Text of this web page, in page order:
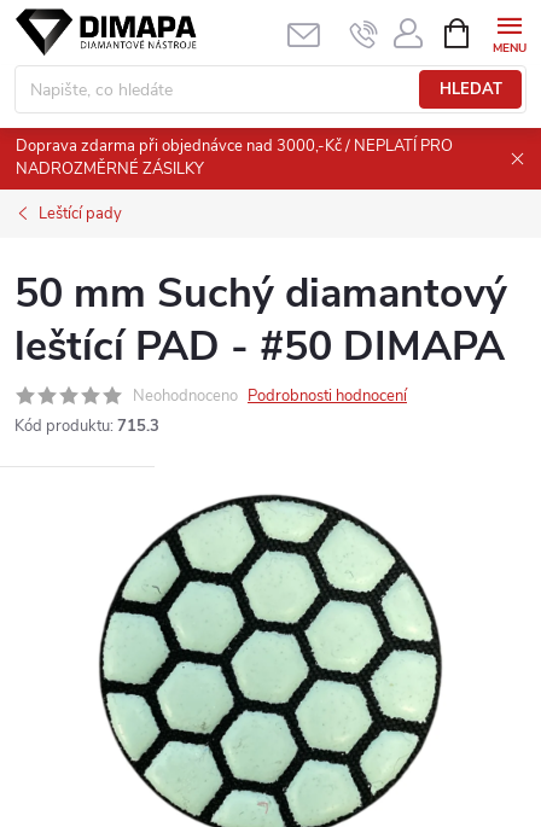
Přejít
obsah
HLEDAT
NÁKUPNÍ
KOŠÍK
Doprava zdarma při objednávce nad 3000,-Kč / NEPLATÍ PRO
NADROZMĚRNÉ ZÁSILKY
Leštící pady
50 mm Suchý diamantový
leštící PAD - #50 DIMAPA
Neohodnoceno Podrobnosti hodnocení
Kód produktu: 715.3